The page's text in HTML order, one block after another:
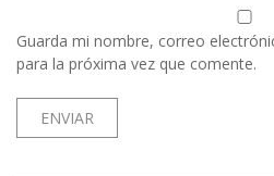
Guarda mi nombre, correo
para la próxima vez que comente.